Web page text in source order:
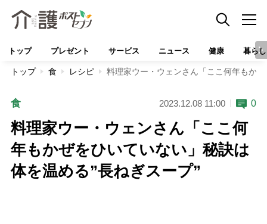
トップ プレゼント サービス ニュース 健康 暮らし
トップ 食 レシピ 料理家ウー・ウェンさん「ここ何年もか
食 2023.12.08 11:00 0
料理家ウー・ウェンさん「ここ何
年もかぜをひいていない」秘訣は
体を温める”長ねぎスープ”